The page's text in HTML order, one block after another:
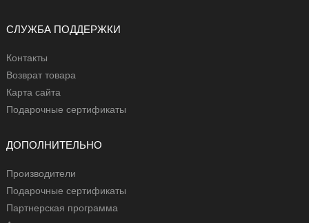
СЛУЖБА ПОДДЕРЖКИ
Контакты
Возврат товара
Карта сайта
Подарочные сертификаты
ДОПОЛНИТЕЛЬНО
Производители
Подарочные сертификаты
Партнерская программа